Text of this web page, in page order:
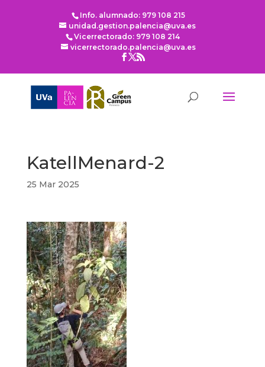
Info. alumnado: 979 108 215
unidad.gestion.palencia@uva.es
Vicerrectorado: 979 108 214
vicerrectorado.palencia@uva.es
KatellMenard-2
25 Mar 2025